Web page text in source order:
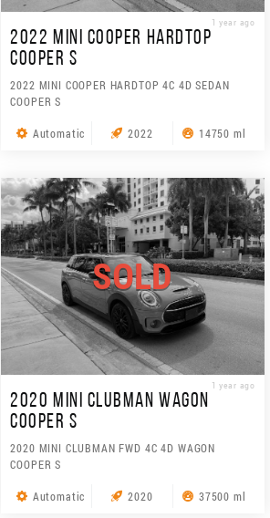
1 year ago
2022 MINI COOPER HARDTOP
COOPER S
2022 MINI COOPER HARDTOP 4C 4D SEDAN
COOPER S
Automatic 2022 14750 ml
SOLD
1 year ago
2020 MINI CLUBMAN WAGON
COOPER S
2020 MINI CLUBMAN FWD 4C 4D WAGON
COOPER S
Automatic 2020 37500 ml